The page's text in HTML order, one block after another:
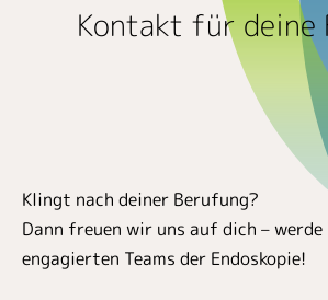
Kontakt für deine
Klingt nach deiner Berufung?
Dann freuen wir uns auf dich – werde
engagierten Teams der Endoskopie!